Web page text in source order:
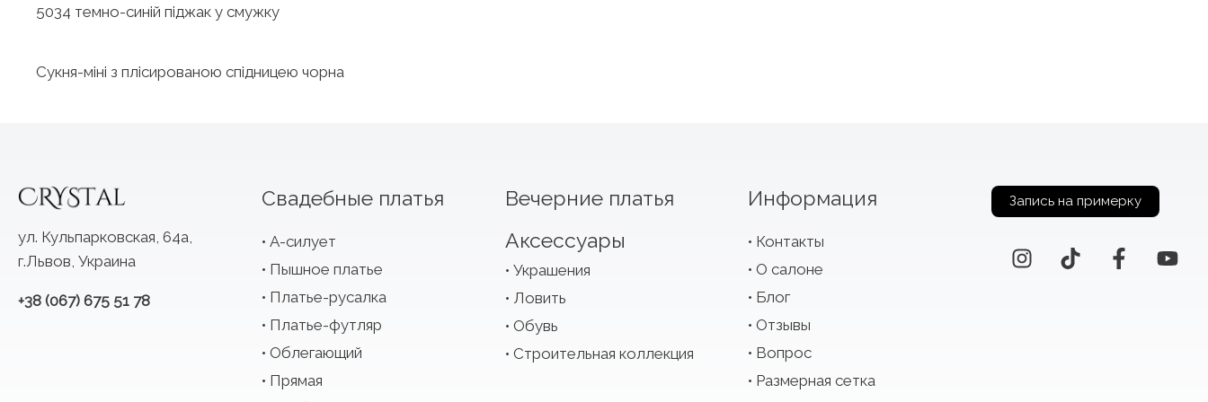
5034 темно-синій піджак у смужку
Сукня-міні з плісированою спідницею чорна
ул. Кульпарковская, 64а,
г.Львов, Украина
+38 (067) 675 51 78
Свадебные платья
А-силует
Пышное платье
Платье-русалка
Платье-футляр
Облегающий
Прямая
Вечерние платья
Аксессуары
Украшения
Ловить
Обувь
Строительная коллекция
Информация
Контакты
О салоне
Блог
Отзывы
Вопрос
Размерная сетка
Запись на примерку